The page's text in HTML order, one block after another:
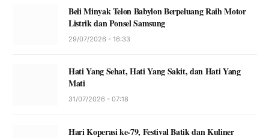
Beli Minyak Telon Babylon Berpeluang Raih Motor
Listrik dan Ponsel Samsung
29/07/2026 - 16:33
Hati Yang Sehat, Hati Yang Sakit, dan Hati Yang
Mati
31/07/2026 - 07:18
Hari Koperasi ke-79, Festival Batik dan Kuliner